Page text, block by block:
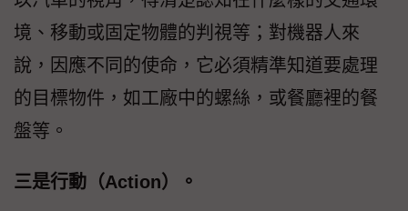
境、移動或固定物體的判視等；對機器人來
說，因應不同的使命，它必須精準知道要處理
的目標物件，如工廠中的螺絲，或餐廳裡的餐
盤等。
三是行動（Action）。